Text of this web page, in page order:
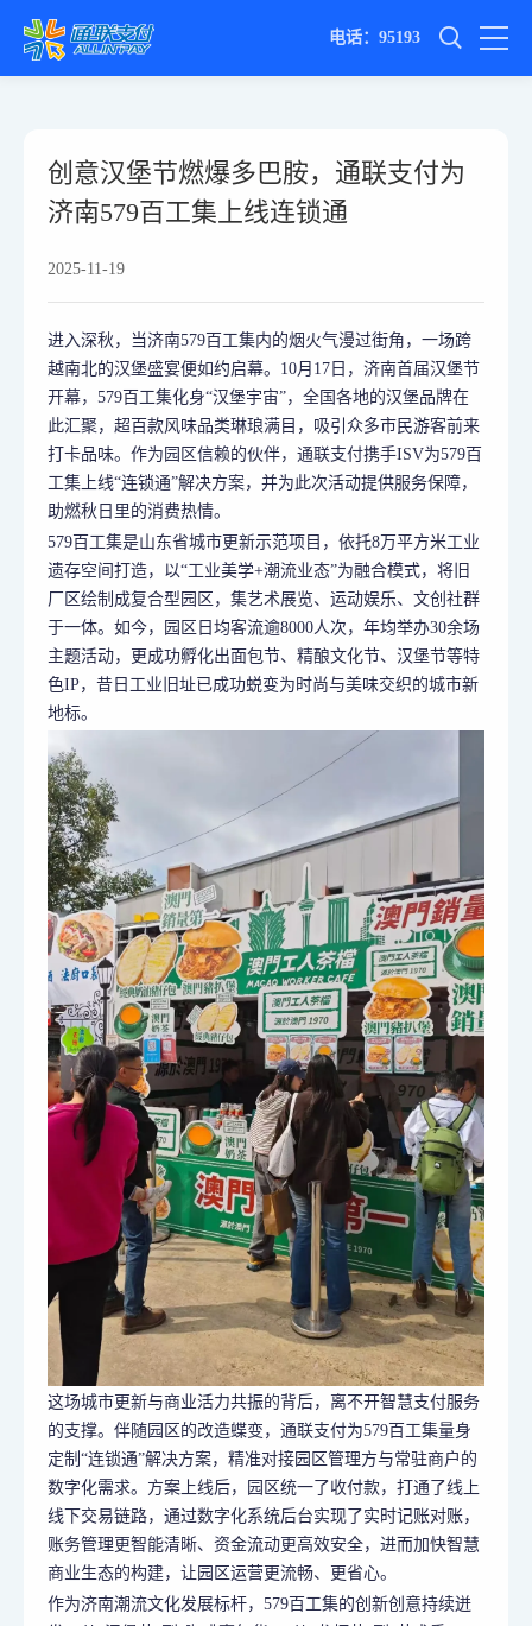
电话：95193
创意汉堡节燃爆多巴胺，通联支付为
济南579百工集上线连锁通
2025-11-19
进入深秋，当济南579百工集内的烟火气漫过街角，一场跨
越南北的汉堡盛宴便如约启幕。10月17日，济南首届汉堡节
开幕，579百工集化身“汉堡宇宙”，全国各地的汉堡品牌在
此汇聚，超百款风味品类琳琅满目，吸引众多市民游客前来
打卡品味。作为园区信赖的伙伴，通联支付携手ISV为579百
工集上线“连锁通”解决方案，并为此次活动提供服务保障，
助燃秋日里的消费热情。
579百工集是山东省城市更新示范项目，依托8万平方米工业
遗存空间打造，以“工业美学+潮流业态”为融合模式，将旧
厂区绘制成复合型园区，集艺术展览、运动娱乐、文创社群
于一体。如今，园区日均客流逾8000人次，年均举办30余场
主题活动，更成功孵化出面包节、精酿文化节、汉堡节等特
色IP，昔日工业旧址已成功蜕变为时尚与美味交织的城市新
地标。
这场城市更新与商业活力共振的背后，离不开智慧支付服务
的支撑。伴随园区的改造蝶变，通联支付为579百工集量身
定制“连锁通”解决方案，精准对接园区管理方与常驻商户的
数字化需求。方案上线后，园区统一了收付款，打通了线上
线下交易链路，通过数字化系统后台实现了实时记账对账，
账务管理更智能清晰、资金流动更高效安全，进而加快智慧
商业生态的构建，让园区运营更流畅、更省心。
作为济南潮流文化发展标杆，579百工集的创新创意持续迸